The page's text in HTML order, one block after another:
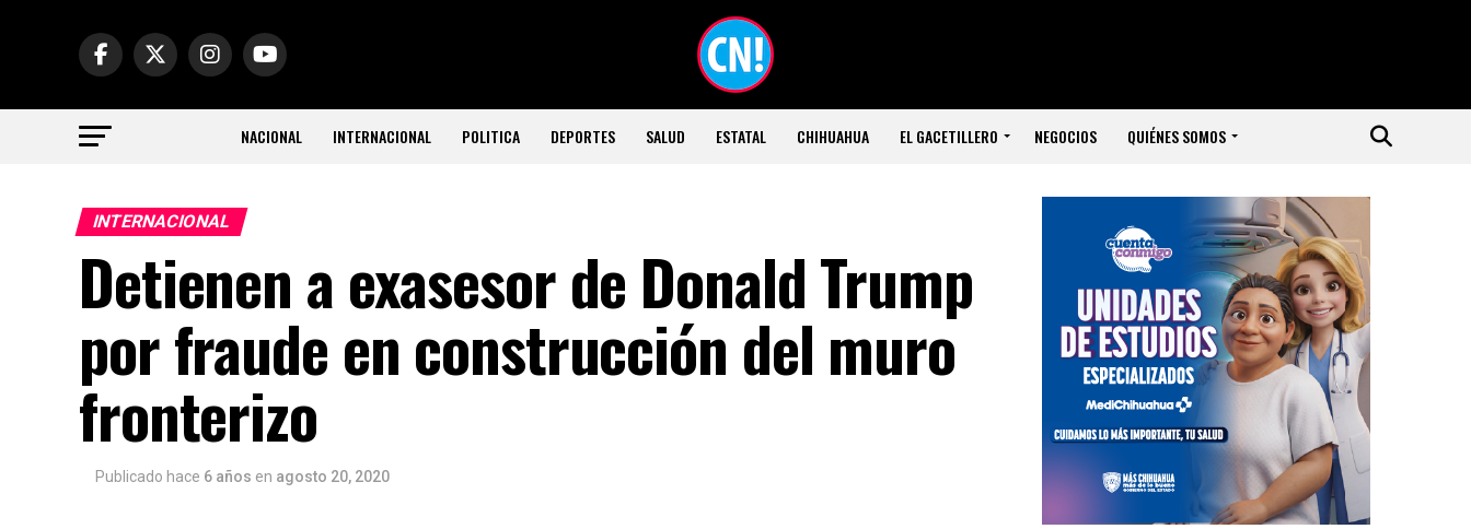
NACIONAL INTERNACIONAL POLITICA DEPORTES SALUD ESTATAL CHIHUAHUA EL GACETILLERO NEGOCIOS QUIÉNES SOMOS
INTERNACIONAL
Detienen a exasesor de Donald Trump
por fraude en construcción del muro
fronterizo
Publicado hace 6 años en agosto 20, 2020